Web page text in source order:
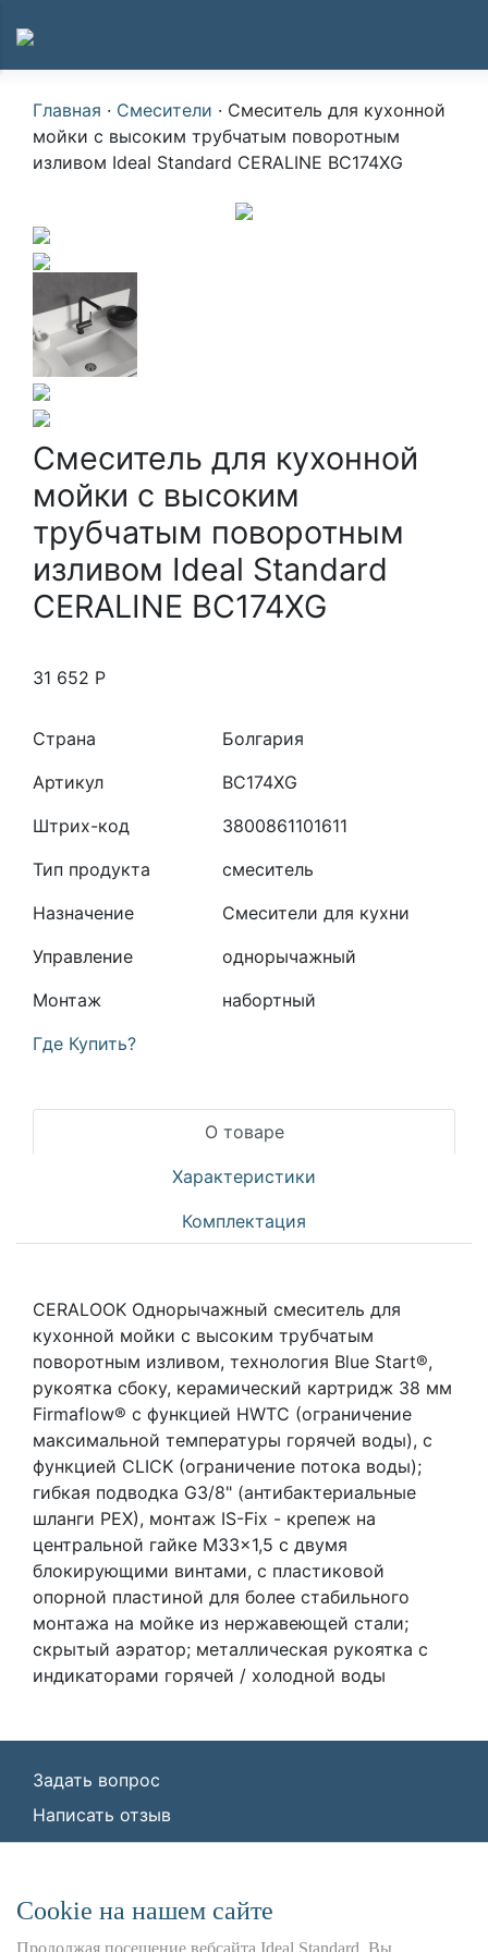
Главная · Смесители · Смеситель для кухонной
мойки с высоким трубчатым поворотным
изливом Ideal Standard CERALINE BC174XG
Смеситель для кухонной
мойки с высоким
трубчатым поворотным
изливом Ideal Standard
CERALINE BC174XG
31 652 Р
Страна
Болгария
Артикул
BC174XG
Штрих-код
3800861101611
Тип продукта
смеситель
Назначение
Смесители для кухни
Управление
однорычажный
Монтаж
набортный
Где Купить?
О товаре
Характеристики
Комплектация
CERALOOK Однорычажный смеситель для
кухонной мойки с высоким трубчатым
поворотным изливом, технология Blue Start®,
рукоятка сбоку, керамический картридж 38 мм
Firmaflow® с функцией HWTC (ограничение
максимальной температуры горячей воды), с
функцией CLICK (ограничение потока воды);
гибкая подводка G3/8" (антибактериальные
шланги PEX), монтаж IS-Fix - крепеж на
центральной гайке M33x1,5 с двумя
блокирующими винтами, с пластиковой
опорной пластиной для более стабильного
монтажа на мойке из нержавеющей стали;
скрытый аэратор; металлическая рукоятка с
индикаторами горячей / холодной воды
Задать вопрос
Написать отзыв
7736342535, КПП: 772501001, ОГРН:
1227700443266,
Сookie на нашем сайте
Продолжая посещение вебсайта Ideal Standard, Вы